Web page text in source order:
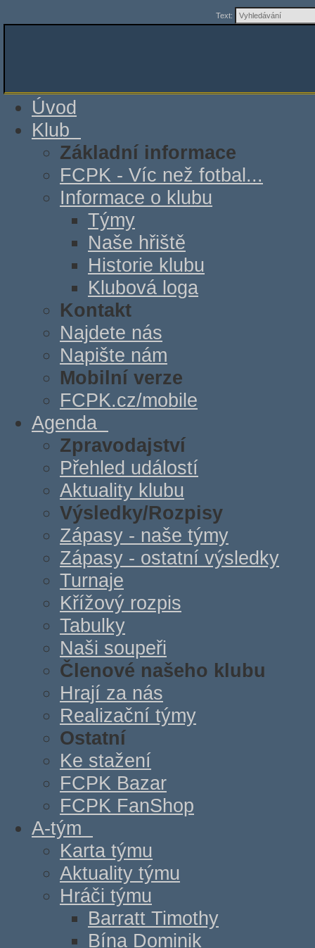
Text:
Úvod
Klub
Základní informace
FCPK - Víc než fotbal...
Informace o klubu
Týmy
Naše hřiště
Historie klubu
Klubová loga
Kontakt
Najdete nás
Napište nám
Mobilní verze
FCPK.cz/mobile
Agenda
Zpravodajství
Přehled událostí
Aktuality klubu
Výsledky/Rozpisy
Zápasy - naše týmy
Zápasy - ostatní výsledky
Turnaje
Křížový rozpis
Tabulky
Naši soupeři
Členové našeho klubu
Hrají za nás
Realizační týmy
Ostatní
Ke stažení
FCPK Bazar
FCPK FanShop
A-tým
Karta týmu
Aktuality týmu
Hráči týmu
Barratt Timothy
Bína Dominik